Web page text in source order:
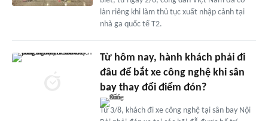
làn riêng khi làm thủ tục xuất nhập cảnh tại
nhà ga quốc tế T2.
Từ hôm nay, hành khách phải đi
đâu để bắt xe công nghệ khi sân
bay thay đổi điểm đón?
Từ 3/8, khách đi xe công nghệ tại sân bay Nội